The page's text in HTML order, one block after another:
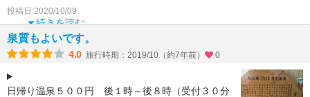
佇まいでした。
お風呂は3つあり、それぞれ温度が違いますが
続きを読む
投稿日:2020/10/09
泉質もよいです。
4.0 旅行時期：2019/10（約7年前） 0
日帰り温泉５００円 後１時～後８時（受付３０分